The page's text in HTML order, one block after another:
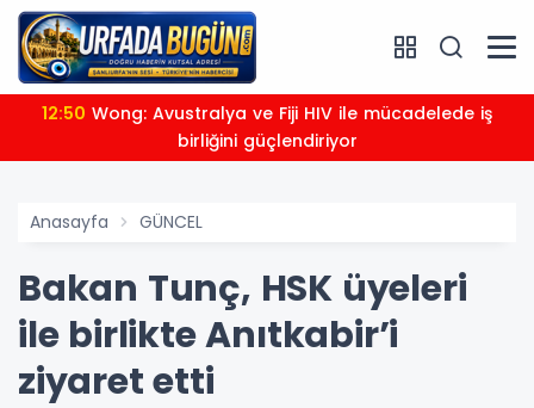
12:50
birliğini güçlendiriyor
Anasayfa GÜNCEL
Bakan Tunç, HSK üyeleri
ile birlikte Anıtkabir’i
ziyaret etti